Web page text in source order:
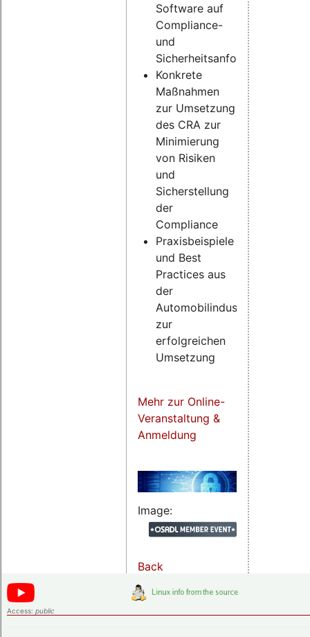
Software auf
Compliance-
und
Sicherheitsanforderungen
Konkrete
Maßnahmen
zur Umsetzung
des CRA zur
Minimierung
von Risiken
und
Sicherstellung
der
Compliance
Praxisbeispiele
und Best
Practices aus
der
Automobilindustrie
zur
erfolgreichen
Umsetzung
Mehr zur Online-
Veranstaltung &
Anmeldung
Image:
Back
Access: public